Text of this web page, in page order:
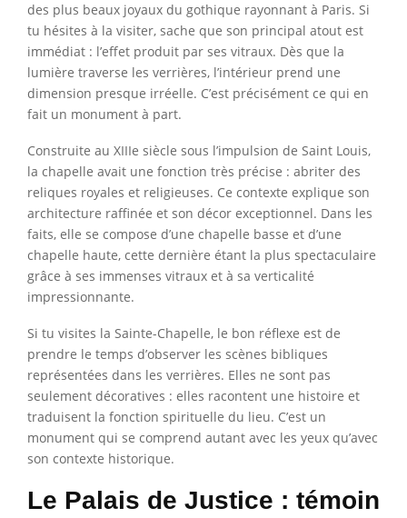
des plus beaux joyaux du gothique rayonnant à Paris. Si
tu hésites à la visiter, sache que son principal atout est
immédiat : l’effet produit par ses vitraux. Dès que la
lumière traverse les verrières, l’intérieur prend une
dimension presque irréelle. C’est précisément ce qui en
fait un monument à part.
Construite au XIIIe siècle sous l’impulsion de Saint Louis,
la chapelle avait une fonction très précise : abriter des
reliques royales et religieuses. Ce contexte explique son
architecture raffinée et son décor exceptionnel. Dans les
faits, elle se compose d’une chapelle basse et d’une
chapelle haute, cette dernière étant la plus spectaculaire
grâce à ses immenses vitraux et à sa verticalité
impressionnante.
Si tu visites la Sainte-Chapelle, le bon réflexe est de
prendre le temps d’observer les scènes bibliques
représentées dans les verrières. Elles ne sont pas
seulement décoratives : elles racontent une histoire et
traduisent la fonction spirituelle du lieu. C’est un
monument qui se comprend autant avec les yeux qu’avec
son contexte historique.
Le Palais de Justice : témoin